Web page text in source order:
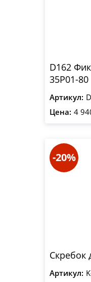
D162
35P01-80
Артикул:
Цена: 4
-20%
Скребок
Артикул: